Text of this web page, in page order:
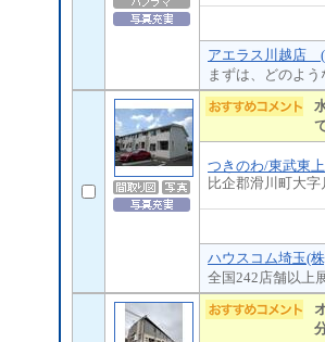
アエラス川越店 (
まずは、どのよ
つきのわ/東武東
比企郡滑川町大字
ハウスコム埼玉(
全国242店舗以上